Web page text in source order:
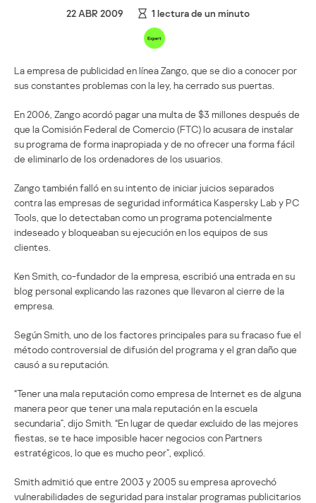
22 ABR 2009 1 lectura de un minuto
La empresa de publicidad en línea Zango, que se dio a conocer por
sus constantes problemas con la ley, ha cerrado sus puertas.
En 2006, Zango acordó pagar una multa de $3 millones después de
que la Comisión Federal de Comercio (FTC) lo acusara de instalar
su programa de forma inapropiada y de no ofrecer una forma fácil
de eliminarlo de los ordenadores de los usuarios.
Zango también falló en su intento de iniciar juicios separados
contra las empresas de seguridad informática Kaspersky Lab y PC
Tools, que lo detectaban como un programa potencialmente
indeseado y bloqueaban su ejecución en los equipos de sus
clientes.
Ken Smith, co-fundador de la empresa, escribió una entrada en su
blog personal explicando las razones que llevaron al cierre de la
empresa.
Según Smith, uno de los factores principales para su fracaso fue el
método controversial de difusión del programa y el gran daño que
causó a su reputación.
“Tener una mala reputación como empresa de Internet es de alguna
manera peor que tener una mala reputación en la escuela
secundaria”, dijo Smith. “En lugar de quedar excluido de las mejores
fiestas, se te hace imposible hacer negocios con Partners
estratégicos, lo que es mucho peor”, explicó.
Smith admitió que entre 2003 y 2005 su empresa aprovechó
vulnerabilidades de seguridad para instalar programas publicitarios